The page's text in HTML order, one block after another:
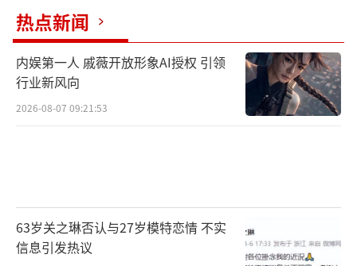
热点新闻
内娱第一人 戚薇开放形象AI授权 引领
行业新风向
2026-08-07 09:21:53
63岁关之琳否认与27岁模特恋情 不实
信息引发热议